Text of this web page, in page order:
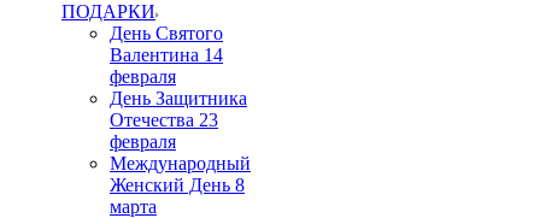
ПОДАРКИ
День Святого
Валентина 14
февраля
День Защитника
Отечества 23
февраля
Международный
Женский День 8
марта